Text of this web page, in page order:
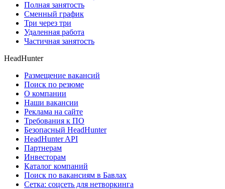
Полная занятость
Сменный график
Три через три
Удаленная работа
Частичная занятость
HeadHunter
Размещение вакансий
Поиск по резюме
О компании
Наши вакансии
Реклама на сайте
Требования к ПО
Безопасный HeadHunter
HeadHunter API
Партнерам
Инвесторам
Каталог компаний
Поиск по вакансиям в Бавлах
Сетка: соцсеть для нетворкинга